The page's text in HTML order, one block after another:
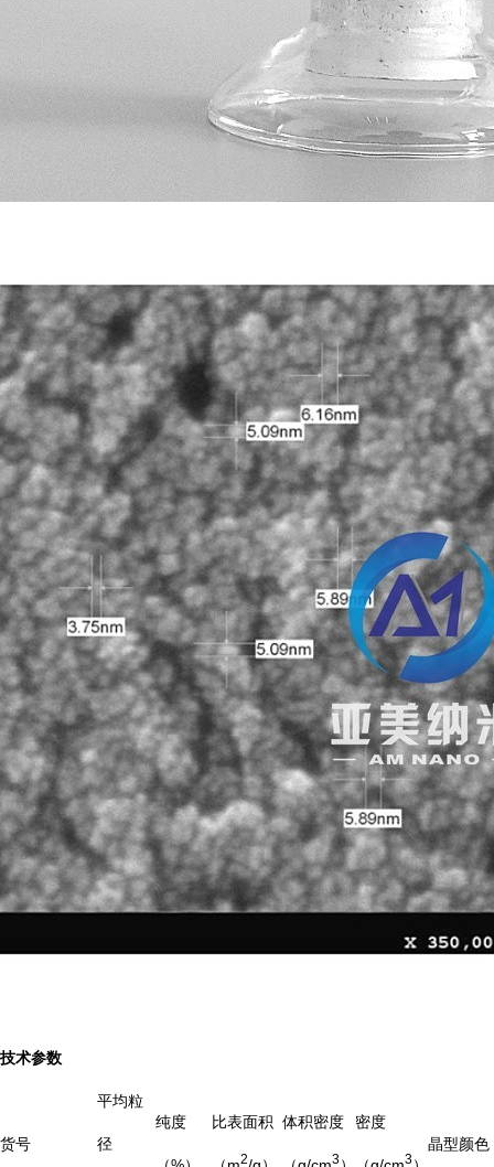
技术参数
货号
平均粒
径
纯度 比表面积
2
体积密度
3
密度
3
晶型颜色